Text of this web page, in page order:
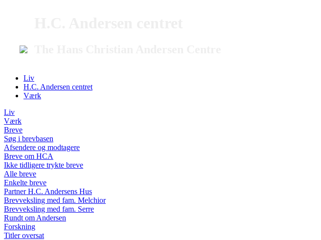
Liv
H.C. Andersen centret
Værk
Liv
Værk
Breve
Søg i brevbasen
Afsendere og modtagere
Breve om HCA
Ikke tidligere trykte breve
Alle breve
Enkelte breve
Partner H.C. Andersens Hus
Brevveksling med fam. Melchior
Brevveksling med fam. Serre
Rundt om Andersen
Forskning
Titler oversat